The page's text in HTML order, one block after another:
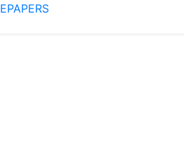
EPAPERS